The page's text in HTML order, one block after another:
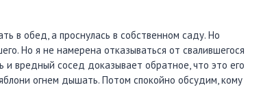
в обед, а проснулась в собственном саду. Но
Но я не намерена отказываться от свалившегося
и вредный сосед доказывает обратное, что это его
огнем дышать. Потом спокойно обсудим, кому